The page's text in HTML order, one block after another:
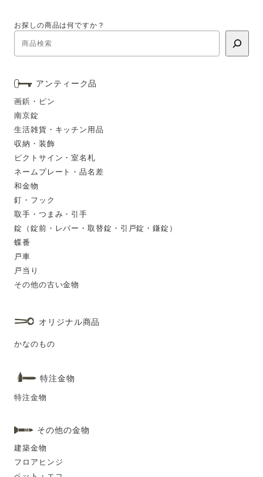
お探しの商品は何ですか？
アンティーク品
画鋲・ピン
南京錠
生活雑貨・キッチン用品
収納・装飾
ピクトサイン・室名札
ネームプレート・品名差
和金物
釘・フック
取手・つまみ・引手
錠（錠前・レバー・取替錠・引戸錠・鎌錠）
蝶番
戸車
戸当り
その他の古い金物
オリジナル商品
かなのもの
特注金物
特注金物
その他の金物
建築金物
フロアヒンジ